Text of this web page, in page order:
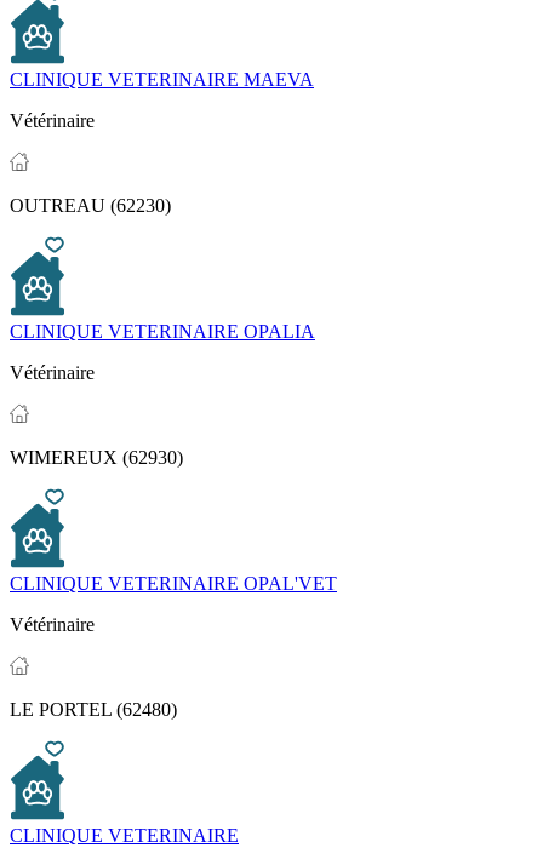
CLINIQUE VETERINAIRE MAEVA
Vétérinaire
OUTREAU (62230)
CLINIQUE VETERINAIRE OPALIA
Vétérinaire
WIMEREUX (62930)
CLINIQUE VETERINAIRE OPAL'VET
Vétérinaire
LE PORTEL (62480)
CLINIQUE VETERINAIRE